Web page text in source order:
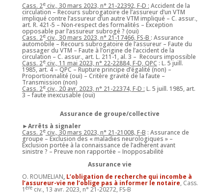
Cass. 2eciv., 30 mars 2023, n° 21-22392, F-D : Accident de la
circulation – Recours subrogatoire de l’assureur d’un VTM
impliqué contre l’assureur d’un autre VTM impliqué – C. assur.,
art. R. 421-5 – Non-respect des formalités – Exception
opposable par l’assureur subrogé ? (oui)
Cass. 2eciv., 30 mars 2023, n° 21-17466, FS-B : Assurance
automobile – Recours subrogatoire de l’assureur – Faute du
passager du VTM – Faute à l’origine de l’accident de la
circulation – C. assur., art. L. 211-1, al. 3 – Recours impossible
Cass. 2eciv., 11 mai 2023, n° 22-22884, F-D, QPC : L. 5 juill.
1985, art. 4 – QPC – Rupture principe d’égalité (non) –
Proportionnalité (oui) – Critère gravité de la faute –
Transmission (non)
Cass. 2eciv., 20 avr. 2023, n° 21-22374, F-D : L. 5 juill. 1985, art.
3 – faute inexcusable (oui)
Assurance de groupe/collective
►Arrêts à signaler
Cass. 2eciv., 30 mars 2023, n° 21-21008, F-B : Assurance de
groupe – Exclusion des « maladies neurologiques » –
Exclusion portée à la connaissance de l’adhérent avant
sinistre ? – Preuve non rapportée – Inopposabilité
Assurance vie
O. ROUMELIAN, L’obligation de recherche qui incombe à
l’assureur-vie ne l’oblige pas à informer le notaire, Cass.
1 èreciv., 13 avr. 2023, n° 21-20272, FS-B